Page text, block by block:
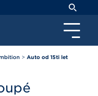
> Auto od 15ti let